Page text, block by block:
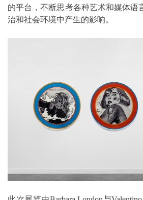
的平台，不断思考各种艺术和媒体语
治和社会环境中产生的影响。